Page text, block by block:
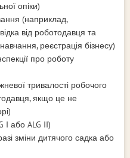
опіки)
(наприклад,
від роботодавця та
реєстрація бізнесу)
про роботу
тривалості робочого
якщо це не
I або ALG II)
зміни дитячого садка або